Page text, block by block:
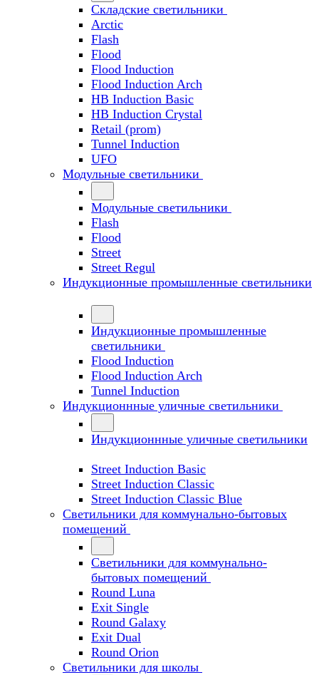
Складские светильники
Arctic
Flash
Flood
Flood Induction
Flood Induction Arch
HB Induction Basic
HB Induction Crystal
Retail (prom)
Tunnel Induction
UFO
Модульные светильники
Модульные светильники
Flash
Flood
Street
Street Regul
Индукционные промышленные светильники
Индукционные промышленные
светильники
Flood Induction
Flood Induction Arch
Tunnel Induction
Индукционнные уличные светильники
Индукционнные уличные светильники
Street Induction Basic
Street Induction Classic
Street Induction Classic Blue
Светильники для коммунально-бытовых
помещений
Светильники для коммунально-
бытовых помещений
Round Luna
Exit Single
Round Galaxy
Exit Dual
Round Orion
Светильники для школы